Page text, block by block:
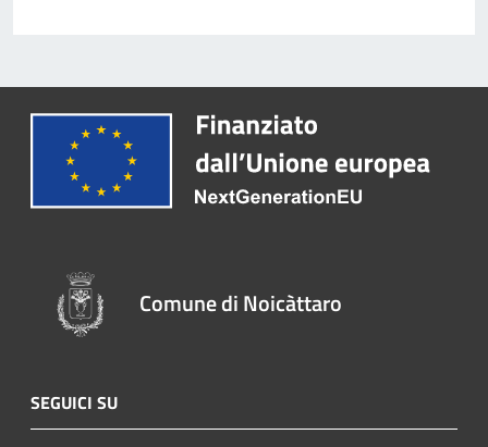
Comune di Noicàttaro
SEGUICI SU